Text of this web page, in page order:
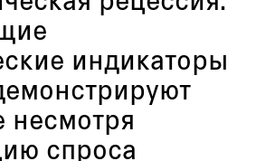
индикаторы
несмотря
спроса